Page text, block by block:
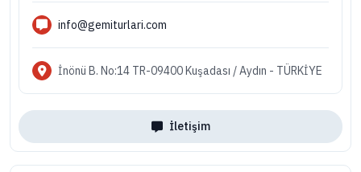
info@gemiturlari.com
İnönü B. No:14 TR-09400 Kuşadası / Aydın - TÜRKİYE
İletişim